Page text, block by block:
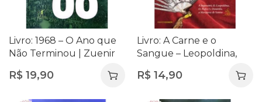
Livro: 1968 – O Ano que
Não Terminou | Zuenir
R$ 19,90
Livro: A Carne e o
Sangue – Leopoldina,
R$ 14,90